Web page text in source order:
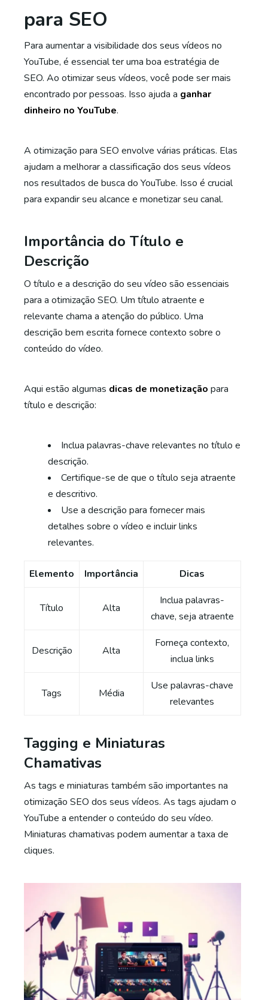
para SEO
Para aumentar a visibilidade dos seus vídeos no
YouTube, é essencial ter uma boa estratégia de
SEO. Ao otimizar seus vídeos, você pode ser mais
encontrado por pessoas. Isso ajuda a ganhar
dinheiro no YouTube.
A otimização para SEO envolve várias práticas. Elas
ajudam a melhorar a classificação dos seus vídeos
nos resultados de busca do YouTube. Isso é crucial
para expandir seu alcance e monetizar seu canal.
Importância do Título e
Descrição
O título e a descrição do seu vídeo são essenciais
para a otimização SEO. Um título atraente e
relevante chama a atenção do público. Uma
descrição bem escrita fornece contexto sobre o
conteúdo do vídeo.
Aqui estão algumas dicas de monetização para
título e descrição:
Inclua palavras-chave relevantes no título e
descrição.
Certifique-se de que o título seja atraente
e descritivo.
Use a descrição para fornecer mais
detalhes sobre o vídeo e incluir links
relevantes.
Elemento Importância Dicas
Título Alta
Inclua palavras-
chave, seja atraente
Descrição Alta
Forneça contexto,
inclua links
Tags Média
Use palavras-chave
relevantes
Tagging e Miniaturas
Chamativas
As tags e miniaturas também são importantes na
otimização SEO dos seus vídeos. As tags ajudam o
YouTube a entender o conteúdo do seu vídeo.
Miniaturas chamativas podem aumentar a taxa de
cliques.